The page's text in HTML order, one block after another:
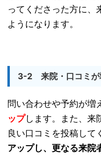
ってくださった方に、
ようになります。
3-2 来院・口コミ
問い合わせや予約が増
ップします。また、来
良い口コミを投稿して
アップし、更なる来院